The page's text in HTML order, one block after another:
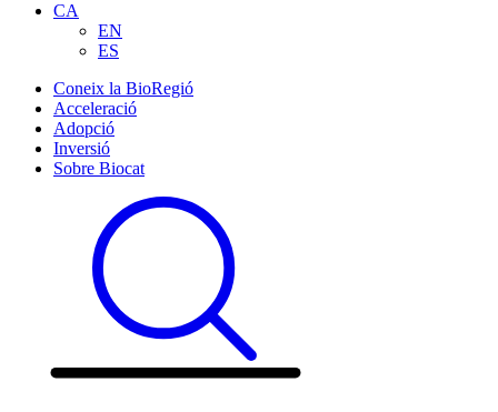
CA
EN
ES
Coneix la BioRegió
Acceleració
Adopció
Inversió
Sobre Biocat